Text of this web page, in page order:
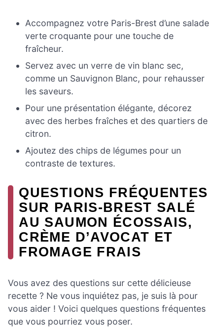
Accompagnez votre Paris-Brest d’une salade
verte croquante pour une touche de
fraîcheur.
Servez avec un verre de vin blanc sec,
comme un Sauvignon Blanc, pour rehausser
les saveurs.
Pour une présentation élégante, décorez
avec des herbes fraîches et des quartiers de
citron.
Ajoutez des chips de légumes pour un
contraste de textures.
QUESTIONS FRÉQUENTES
SUR PARIS-BREST SALÉ
AU SAUMON ÉCOSSAIS,
CRÈME D’AVOCAT ET
FROMAGE FRAIS
Vous avez des questions sur cette délicieuse
recette ? Ne vous inquiétez pas, je suis là pour
vous aider ! Voici quelques questions fréquentes
que vous pourriez vous poser.